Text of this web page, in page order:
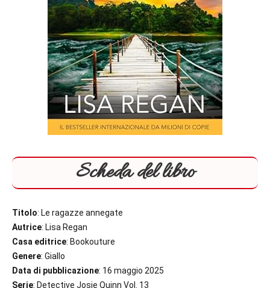
Scheda del libro
Titolo: Le ragazze annegate
Autrice: Lisa Regan
Casa editrice: Bookouture
Genere: Giallo
Data di pubblicazione: 16 maggio 2025
Serie: Detective Josie Quinn Vol. 13